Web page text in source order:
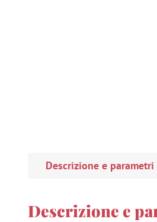
Descrizione e parametri
Descrizione e